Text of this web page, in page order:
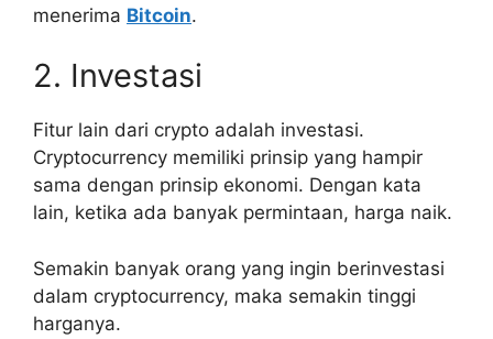
menerima Bitcoin.
2. Investasi
Fitur lain dari crypto adalah investasi.
Cryptocurrency memiliki prinsip yang hampir
sama dengan prinsip ekonomi. Dengan kata
lain, ketika ada banyak permintaan, harga naik.
Semakin banyak orang yang ingin berinvestasi
dalam cryptocurrency, maka semakin tinggi
harganya.